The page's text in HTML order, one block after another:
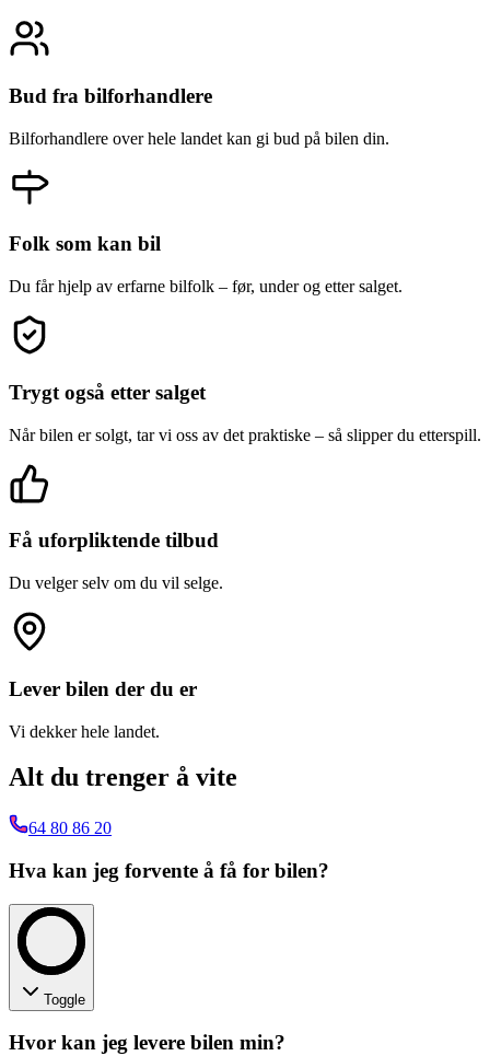
Bud fra bilforhandlere
Bilforhandlere over hele landet kan gi bud på bilen din.
Folk som kan bil
Du får hjelp av erfarne bilfolk – før, under og etter salget.
Trygt også etter salget
Når bilen er solgt, tar vi oss av det praktiske – så slipper du etterspill.
Få uforpliktende tilbud
Du velger selv om du vil selge.
Lever bilen der du er
Vi dekker hele landet.
Alt du trenger å vite
64 80 86 20
Hva kan jeg forvente å få for bilen?
Toggle
Hvor kan jeg levere bilen min?